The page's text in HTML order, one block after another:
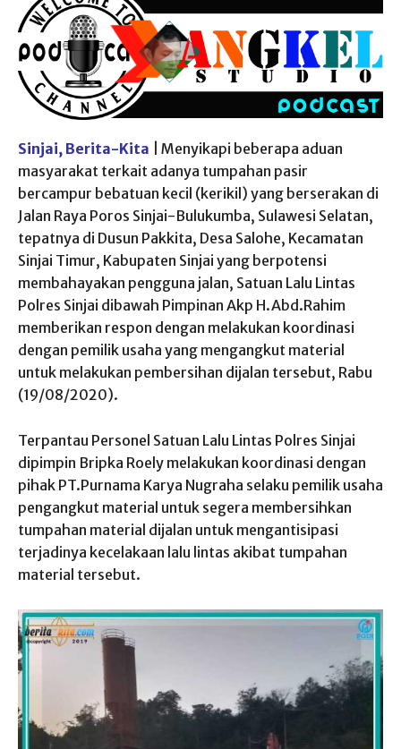
Sinjai, Berita-Kita | Menyikapi beberapa aduan
masyarakat terkait adanya tumpahan pasir
bercampur bebatuan kecil (kerikil) yang berserakan di
Jalan Raya Poros Sinjai-Bulukumba, Sulawesi Selatan,
tepatnya di Dusun Pakkita, Desa Salohe, Kecamatan
Sinjai Timur, Kabupaten Sinjai yang berpotensi
membahayakan pengguna jalan, Satuan Lalu Lintas
Polres Sinjai dibawah Pimpinan Akp H.Abd.Rahim
memberikan respon dengan melakukan koordinasi
dengan pemilik usaha yang mengangkut material
untuk melakukan pembersihan dijalan tersebut, Rabu
(19/08/2020).
Terpantau Personel Satuan Lalu Lintas Polres Sinjai
dipimpin Bripka Roely melakukan koordinasi dengan
pihak PT.Purnama Karya Nugraha selaku pemilik usaha
pengangkut material untuk segera membersihkan
tumpahan material dijalan untuk mengantisipasi
terjadinya kecelakaan lalu lintas akibat tumpahan
material tersebut.